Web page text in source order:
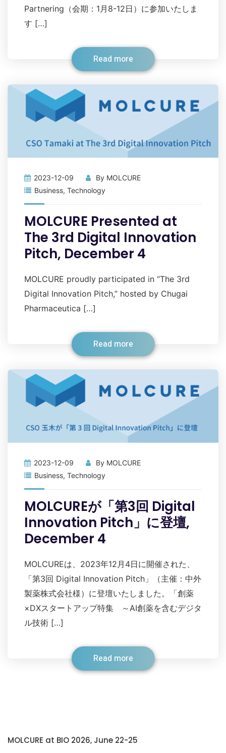
Partnering（会期：1月8-12日）に参加いたしま
す […]
Read more
2023-12-09 By MOLCURE
Business, Technology
MOLCURE Presented at
The 3rd Digital Innovation
Pitch, December 4
MOLCURE proudly participated in “The 3rd
Digital Innovation Pitch,” hosted by Chugai
Pharmaceutica […]
Read more
2023-12-09 By MOLCURE
Business, Technology
MOLCUREが「第3回 Digital
Innovation Pitch」に登壇,
December 4
MOLCUREは、2023年12月4日に開催された、
「第3回 Digital Innovation Pitch」（主催：中外
製薬株式会社様）に登壇いたしました。「創薬
×DXスタートアップ特集 ～AI創薬を含むデジタ
ル技術 […]
Read more
MOLCURE at BIO 2026, June 22-25